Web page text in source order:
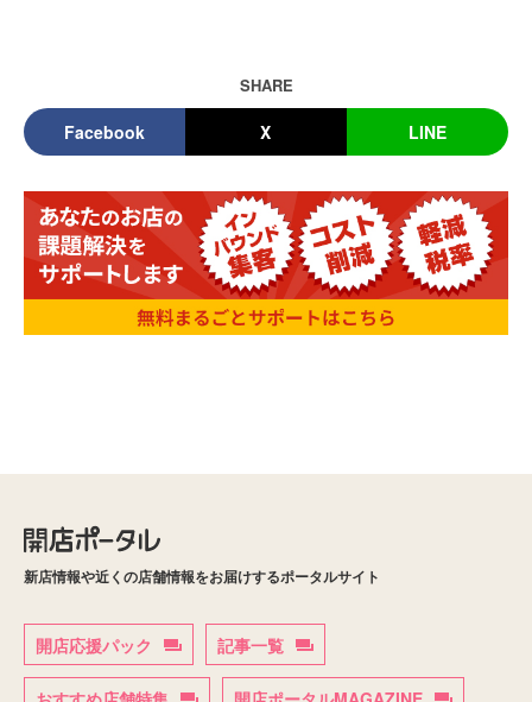
SHARE
Facebook X LINE
新店情報や近くの店舗情報をお届けするポータルサイト
開店応援パック 記事一覧